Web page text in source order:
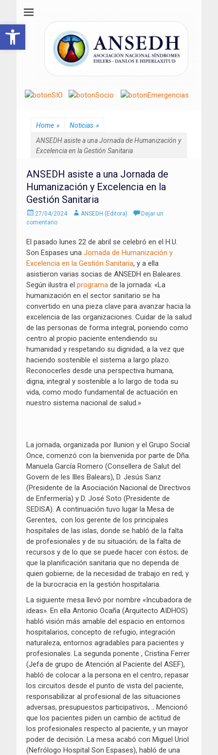
Abrir barra de herramientas
Home » Noticias »
ANSEDH asiste a una Jornada de Humanización y
Excelencia en la Gestión Sanitaria
ANSEDH asiste a una Jornada de
Humanización y Excelencia en la
Gestión Sanitaria
Enviado
el
27/04/2024 AutorANSEDH (Editora)
Dejar un
comentario
El pasado lunes 22 de abril se celebró en el H.U.
Son Espases una Jornada de Humanización y
Excelencia en la Gestión Sanitaria, y a ella
asistieron varias socias de ANSEDH en Baleares.
Según ilustra el programa de la jornada: «La
humanización en el sector sanitario se ha
convertido en una pieza clave para avanzar hacia la
excelencia de las organizaciones. Cuidar de la salud
de las personas de forma integral, poniendo como
centro al propio paciente entendiendo su
humanidad y respetando su dignidad, a la vez que
haciendo sostenible el sistema a largo plazo.
Reconocerles desde una perspectiva humana,
digna, integral y sostenible a lo largo de toda su
vida, como modo fundamental de actuación en
nuestro sistema nacional de salud.»
La jornada, organizada por Ilunion y el Grupo Social
Once, comenzó con la bienvenida por parte de Dña.
Manuela García Romero (Consellera de Salut del
Govern de les Illes Balears), D. Jesús Sanz
(Presidente de la Asociación Nacional de Directivos
de Enfermería) y D. José Soto (Presidente de
SEDISA). A continuación tuvo lugar la Mesa de
Gerentes, con los gerente de los principales
hospitales de las islas, donde se habló de la falta
de profesionales y de su situación; de la falta de
recursos y de lo que se puede hacer con éstos; de
que la planificación sanitaria que no dependa de
quien gobierne; de la necesidad de trabajo en red; y
de la burocracia en la gestión hospitalaria.
La siguiente mesa llevó por nombre «Incubadora de
ideas». En ella Antonio Ocaña (Arquitecto AIDHOS)
habló visión más amable del espacio en entornos
hospitalarios, concepto de refugio, integración
naturaleza, entornos agradables para pacientes y
profesionales. La segunda ponente , Cristina Ferrer
(Jefa de grupo de Atención al Paciente del ASEF),
habló de colocar a la persona en el centro, repasar
los circuitos desde el punto de vista del paciente,
responsabilizar al profesional de las situaciones
adversas, presupuestos participativos, .. Mencionó
que los pacientes piden un cambio de actitud de
los profesionales respecto al paciente, y un mayor
poder de decisión. La mesa acabó con Miguel Uriol
(Nefrólogo Hospital Son Espases), habló de una